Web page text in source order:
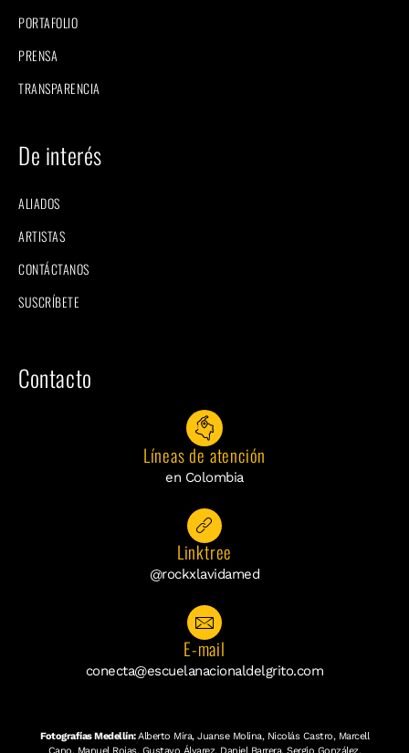
PORTAFOLIO
PRENSA
TRANSPARENCIA
De interés
ALIADOS
ARTISTAS
CONTÁCTANOS
SUSCRÍBETE
Contacto
Líneas de atención
en Colombia
Linktree
@rockxlavidamed
E-mail
conecta@escuelanacionaldelgrito.com
Fotografías Medellín:Alberto Mira, Juanse Molina, Nicolás Castro, Marcell
Cano, Manuel Rojas, Gustavo Álvarez, Daniel Barrera, Sergio González,